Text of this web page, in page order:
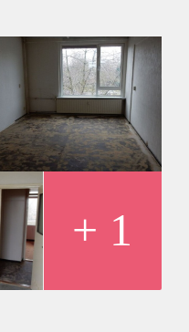
van de Eigenaar
van de Eigenaar
+ 1